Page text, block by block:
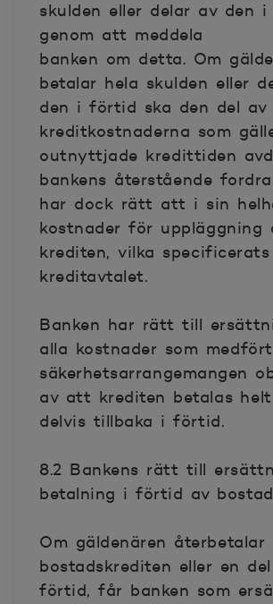
skulden eller delar av den
genom att meddela
banken om detta. Om
betalar hela skulden eller
den i förtid ska den del av
kreditkostnaderna som
outnyttjade kredittiden
bankens återstående
har dock rätt att i sin
kostnader för uppläggning
krediten, vilka
kreditavtalet.
Banken har rätt till
alla kostnader som
säkerhetsarrangemangen
av att krediten betalas helt
delvis tillbaka i förtid.
8.2 Bankens rätt till
betalning i förtid av
Om gäldenären återbetalar
bostadskrediten eller en
förtid, får banken som